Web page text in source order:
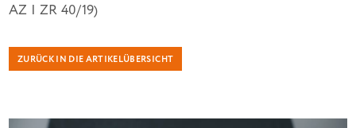
AZ I ZR 40/19)
ZURÜCK IN DIE ARTIKELÜBERSICHT